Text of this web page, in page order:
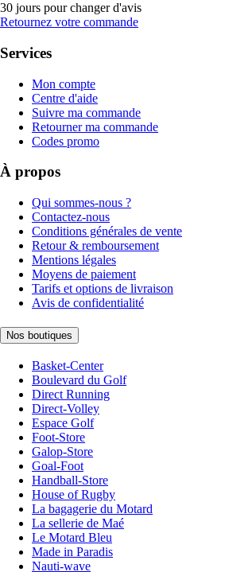
30 jours pour changer d'avis
Retournez votre commande
Services
Mon compte
Centre d'aide
Suivre ma commande
Retourner ma commande
Codes promo
À propos
Qui sommes-nous ?
Contactez-nous
Conditions générales de vente
Retour & remboursement
Mentions légales
Moyens de paiement
Tarifs et options de livraison
Avis de confidentialité
Nos boutiques
Basket-Center
Boulevard du Golf
Direct Running
Direct-Volley
Espace Golf
Foot-Store
Galop-Store
Goal-Foot
Handball-Store
House of Rugby
La bagagerie du Motard
La sellerie de Maé
Le Motard Bleu
Made in Paradis
Nauti-wave